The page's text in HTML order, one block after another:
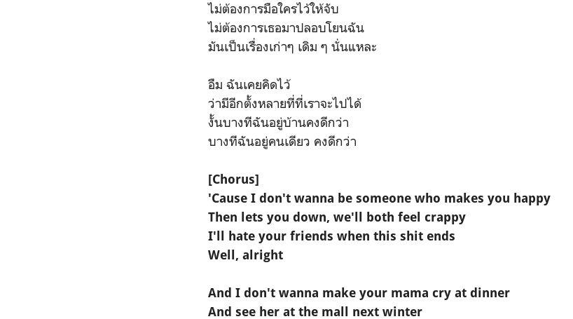
ไม่ต้องการมือใครไว้ให้จับ
ไม่ต้องการเธอมาปลอบโยนฉัน
มันเป็นเรื่องเก่าๆ เดิม ๆ นั่นแหละ
อืม ฉันเคยคิดไว้
ว่ามีอีกตั้งหลายที่ที่เราจะไปได้
งั้นบางทีฉันอยู่บ้านคงดีกว่า
บางทีฉันอยู่คนเดียว คงดีกว่า
[Chorus]
'Cause I don't wanna be someone who makes you happy
Then lets you down, we'll both feel crappy
I'll hate your friends when this shit ends
Well, alright
And I don't wanna make your mama cry at dinner
And see her at the mall next winter